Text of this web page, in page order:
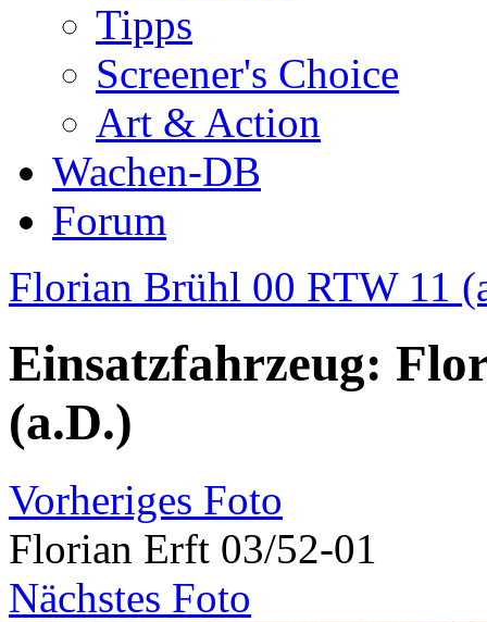
Tipps
Screener's Choice
Art & Action
Wachen-DB
Forum
Florian Brühl 00 RTW 11
Einsatzfahrzeug:
(a.D.)
Vorheriges Foto
Florian Erft 03/52-01
Nächstes Foto